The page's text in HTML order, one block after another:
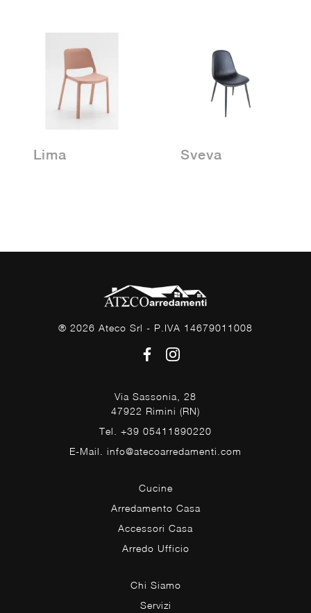
Lima Sveva
® 2026 Ateco Srl - P.IVA 14679011008
Via Sassonia, 28
47922 Rimini (RN)
Tel. +39 05411890220
E-Mail. info@atecoarredamenti.com
Cucine
Arredamento Casa
Accessori Casa
Arredo Ufficio
Chi Siamo
Servizi